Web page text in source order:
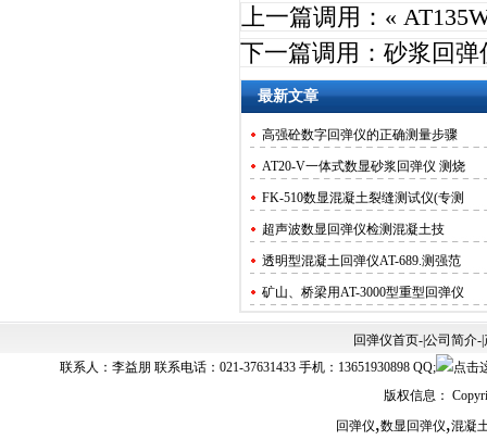
上一篇调用：«
下一篇调用： 砂浆回弹
最新文章
高强砼数字回弹仪的正确测量步骤
​AT20-V一体式数显砂浆回弹仪 测烧
FK-510数显混凝土裂缝测试仪(专测​
超声波数显回弹仪​​检测混凝土​技
透明型混凝土回弹仪AT-689.测强范
矿山、桥梁用​AT-3000型重型回弹仪
砂浆回弹仪的现场检测方法
回弹仪对技术要求.适用条件​​.保养
AT135W非接触式回弹仪​_红外无线连
数字式混凝土强度回弹仪AT135E​_可
回弹仪首页-|公司简介-|
联系人：李益朋 联系电话：021-37631433 手机：13651930898 QQ;
版权信息：
回弹仪,数显回弹仪,混凝